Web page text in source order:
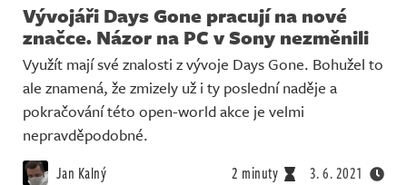
Vývojáři Days Gone pracují na nové
značce. Názor na PC v Sony nezměnili
Využít mají své znalosti z vývoje Days Gone. Bohužel to
ale znamená, že zmizely už i ty poslední naděje a
pokračování této open-world akce je velmi
nepravděpodobné.
Jan Kalný 2 minuty 3. 6. 2021